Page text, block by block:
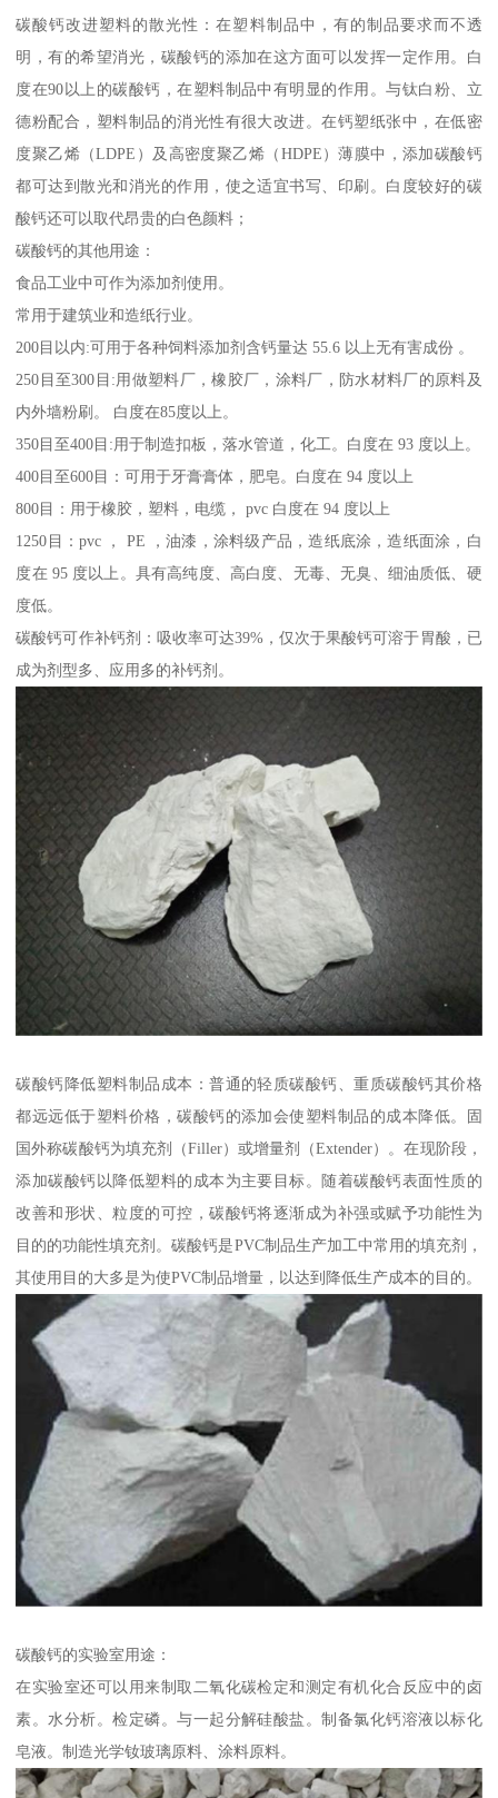
碳酸钙改进塑料的散光性：在塑料制品中，有的制品要求而不透
明，有的希望消光，碳酸钙的添加在这方面可以发挥一定作用。白
度在90以上的碳酸钙，在塑料制品中有明显的作用。与钛白粉、立
德粉配合，塑料制品的消光性有很大改进。在钙塑纸张中，在低密
度聚乙烯（LDPE）及高密度聚乙烯（HDPE）薄膜中，添加碳酸钙
都可达到散光和消光的作用，使之适宜书写、印刷。白度较好的碳
酸钙还可以取代昂贵的白色颜料；
碳酸钙的其他用途：
食品工业中可作为添加剂使用。
常用于建筑业和造纸行业。
200目以内:可用于各种饲料添加剂含钙量达 55.6 以上无有害成份 。
250目至300目:用做塑料厂，橡胶厂，涂料厂，防水材料厂的原料及
内外墙粉刷。 白度在85度以上。
350目至400目:用于制造扣板，落水管道，化工。白度在 93 度以上。
400目至600目：可用于牙膏膏体，肥皂。白度在 94 度以上
800目：用于橡胶，塑料，电缆， pvc 白度在 94 度以上
1250目：pvc ， PE ，油漆，涂料级产品，造纸底涂，造纸面涂，白
度在 95 度以上。具有高纯度、高白度、无毒、无臭、细油质低、硬
度低。
碳酸钙可作补钙剂：吸收率可达39%，仅次于果酸钙可溶于胃酸，已
成为剂型多、应用多的补钙剂。
碳酸钙降低塑料制品成本：普通的轻质碳酸钙、重质碳酸钙其价格
都远远低于塑料价格，碳酸钙的添加会使塑料制品的成本降低。固
国外称碳酸钙为填充剂（Filler）或增量剂（Extender）。在现阶段，
添加碳酸钙以降低塑料的成本为主要目标。随着碳酸钙表面性质的
改善和形状、粒度的可控，碳酸钙将逐渐成为补强或赋予功能性为
目的的功能性填充剂。碳酸钙是PVC制品生产加工中常用的填充剂，
其使用目的大多是为使PVC制品增量，以达到降低生产成本的目的。
碳酸钙的实验室用途：
在实验室还可以用来制取二氧化碳检定和测定有机化合反应中的卤
素。水分析。检定磷。与一起分解硅酸盐。制备氯化钙溶液以标化
皂液。制造光学钕玻璃原料、涂料原料。